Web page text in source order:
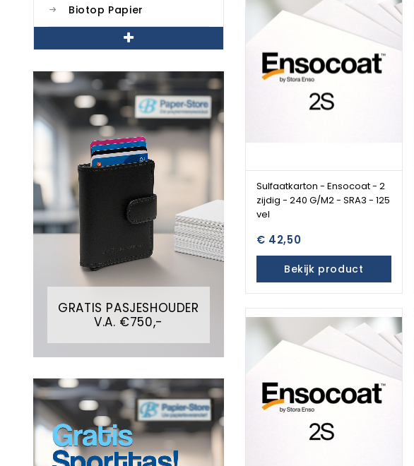
Biotop Papier
GRATIS PASJESHOUDER
V.A. €750,-
Sulfaatkarton - Ensocoat - 2
zijdig - 240 G/M2 - SRA3 - 125
vel
€ 42,50
Bekijk product